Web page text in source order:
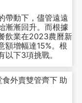
帶動下，儘管遠遠
漸漸回升。而根據
飲業在2023農曆新
額增幅達15%。根
下3項挑戰。
食外賣雙管齊下 助